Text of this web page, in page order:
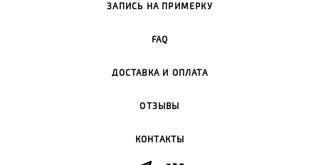
ЗАПИСЬ НА ПРИМЕРКУ
FAQ
ДОСТАВКА И ОПЛАТА
ОТЗЫВЫ
КОНТАКТЫ